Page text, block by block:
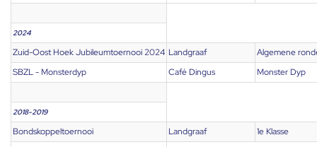
2024
Zuid-Oost Hoek Jubileumtoernooi 2024 Landgraaf
Algemene
SBZL - Monsterdyp
Café Dingus Monster Dyp
2018-2019
Bondskoppeltoernooi Landgraaf 1e Klasse